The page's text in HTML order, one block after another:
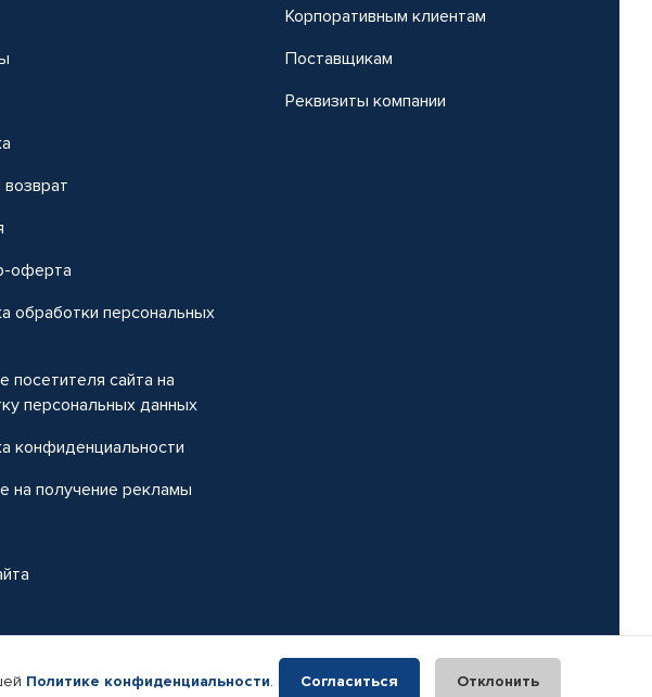
оферта
обработки персональных
посетителя сайта на
персональных данных
конфиденциальности
на получение рекламы
Корпоративным клиентам
Поставщикам
Реквизиты компании
Политике конфиденциальности. Согласиться Отклонить